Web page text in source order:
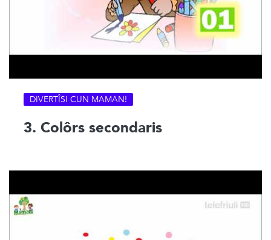
DIVERTÎSI CUN MAMAN!
3. Colôrs secondaris